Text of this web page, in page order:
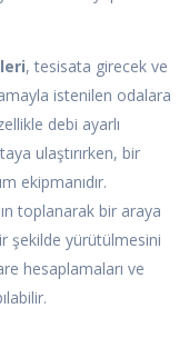
, tesisata girecek ve
istenilen odalara
debi ayarlı
ulaştırırken, bir
ekipmanıdır.
toplanarak bir araya
şekilde yürütülmesini
hesaplamaları ve